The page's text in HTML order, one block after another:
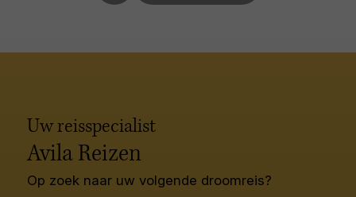
Uw reisspecialist
Avila Reizen
Op zoek naar uw volgende droomreis?